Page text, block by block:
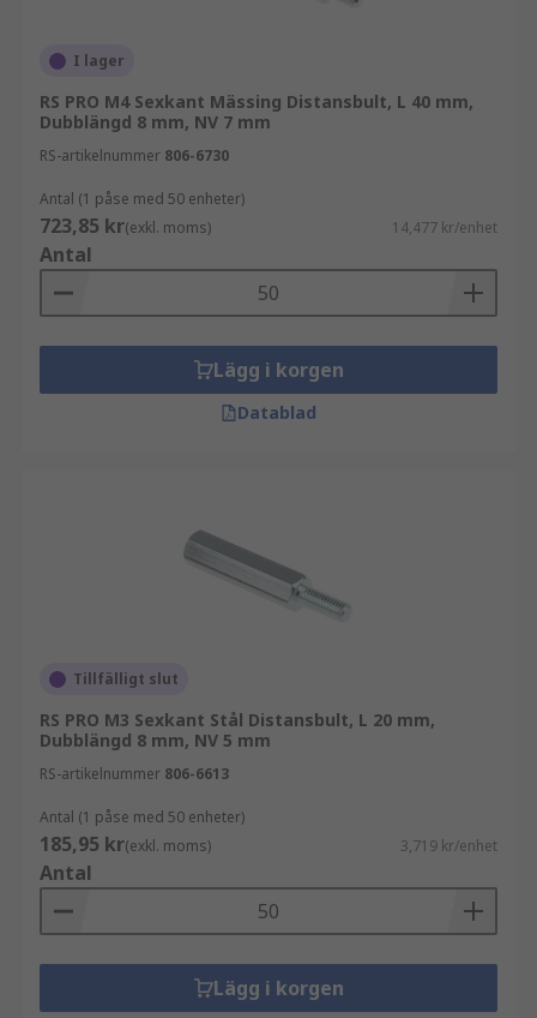
I lager
RS PRO M4 Sexkant Mässing Distansbult, L 40 mm,
Dubblängd 8 mm, NV 7 mm
RS-artikelnummer 806-6730
Antal (1 påse med 50 enheter)
723,85 kr(exkl. moms) 14,477 kr/enhet
Antal
Lägg i korgen
Datablad
Tillfälligt slut
RS PRO M3 Sexkant Stål Distansbult, L 20 mm,
Dubblängd 8 mm, NV 5 mm
RS-artikelnummer 806-6613
Antal (1 påse med 50 enheter)
185,95 kr(exkl. moms) 3,719 kr/enhet
Antal
Lägg i korgen